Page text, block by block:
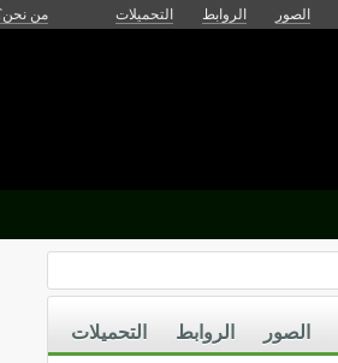
الصور الروابط التحميلات من
التحميلات الروابط الصور